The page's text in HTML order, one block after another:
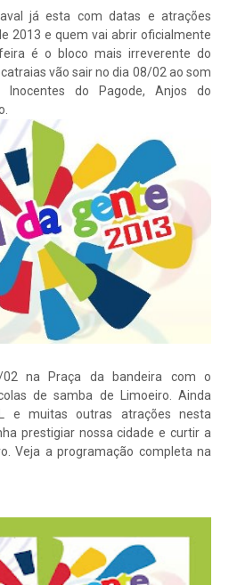
já esta com datas e atrações
2013 e quem vai abrir oficialmente
é o bloco mais irreverente do
vão sair no dia 08/02 ao som
do Pagode, Anjos do
na Praça da bandeira com o
de samba de Limoeiro. Ainda
e muitas outras atrações nesta
prestigiar nossa cidade e curtir a
Veja a programação completa na